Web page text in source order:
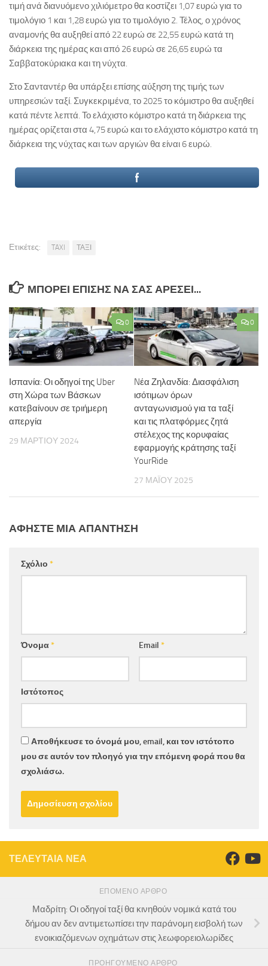
τιμή ανά διανυόμενο χιλιόμετρο θα κοστίζει 1,07 ευρώ για το
τιμολόγιο 1 και 1,28 ευρώ για το τιμολόγιο 2. Τέλος, ο χρόνος
αναμονής θα αυξηθεί από 22 ευρώ σε 22,55 ευρώ κατά τη
διάρκεια της ημέρας και από 26 ευρώ σε 26,65 ευρώ τα
Σαββατοκύριακα και τη νύχτα.
Στο Σανταντέρ θα υπάρξει επίσης αύξηση της τιμής των
υπηρεσιών ταξί. Συγκεκριμένα, το 2025 το κόμιστρο θα αυξηθεί
κατά πέντε λεπτά. Το ελάχιστο κόμιστρο κατά τη διάρκεια της
ημέρας ορίζεται στα 4,75 ευρώ και το ελάχιστο κόμιστρο κατά τη
διάρκεια της νύχτας και των αργιών θα είναι 6 ευρώ.
Ετικέτες: TAXI ΤΑΞΙ
ΜΠΟΡΕΊ ΕΠΊΣΗΣ ΝΑ ΣΑΣ ΑΡΈΣΕΙ...
0
Ισπανία: Οι οδηγοί της Uber
στη Χώρα των Βάσκων
κατεβαίνουν σε τριήμερη
απεργία
29 ΜΑΡΤΊΟΥ 2024
0
Nέα Ζηλανδία: Διασφάλιση
ισότιμων όρων
ανταγωνισμού για τα ταξί
και τις πλατφόρμες ζητά
στέλεχος της κορυφαίας
εφαρμογής κράτησης ταξί
YourRide
27 ΜΑΪ́ΟΥ 2025
ΑΦΉΣΤΕ ΜΙΑ ΑΠΆΝΤΗΣΗ
Σχόλιο *
Όνομα* Email *
Ιστότοπος
Αποθήκευσε το όνομά μου, email, και τον ιστότοπο
μου σε αυτόν τον πλοηγό για την επόμενη φορά που θα
σχολιάσω.
ΤΕΛΕΥΤΑΙΑ ΝΕΑ
ΕΠΌΜΕΝΟ ΆΡΘΡΟ
Μαδρίτη: Οι οδηγοί ταξί θα κινηθούν νομικά κατά του
δήμου αν δεν αντιμετωπίσει την παράνομη εισβολή των
ενοικιαζόμενων οχημάτων στις λεωφορειολωρίδες
ΠΡΟΗΓΟΎΜΕΝΟ ΆΡΘΡΟ